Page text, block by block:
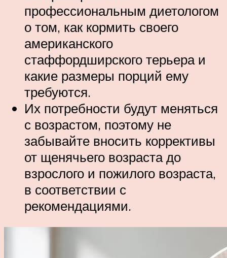
профессиональным диетологом
о том, как кормить своего
американского
стаффордширского терьера и
какие размеры порций ему
требуются.
Их потребности будут меняться
с возрастом, поэтому не
забывайте вносить коррективы
от щенячьего возраста до
взрослого и пожилого возраста,
в соответствии с
рекомендациями.